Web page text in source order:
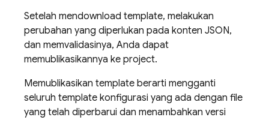
Setelah mendownload template, melakukan
perubahan yang diperlukan pada konten JSON,
dan memvalidasinya, Anda dapat
memublikasikannya ke project.
Memublikasikan template berarti mengganti
seluruh template konfigurasi yang ada dengan file
yang telah diperbarui dan menambahkan versi